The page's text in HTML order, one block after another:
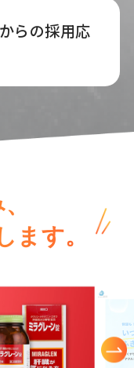
らの採用応
ます。